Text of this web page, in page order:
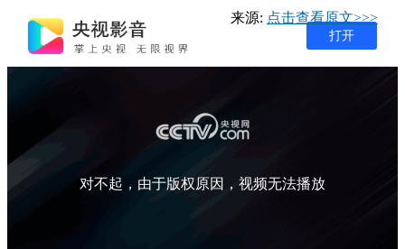
来源: 点击查看原文>>>